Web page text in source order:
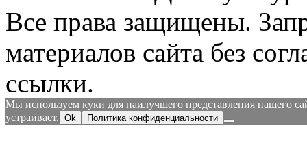
Все права защищены.
материалов сайта без
ссылки.
Мы используем куки для наилучшего представления нашего
устраивает. Ok Политика конфиденциальности